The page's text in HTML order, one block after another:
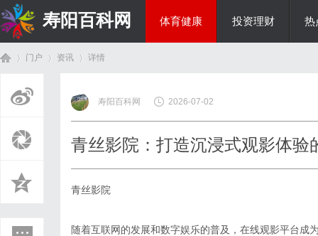
寿阳百科网 体育健康 投资理财 热
门户 资讯
›
详情
寿阳百科网 2026-07-02
青丝影院：打造沉浸式观影体验
青丝影院
随着互联网的发展和数字娱乐的普及，在线观影平台成